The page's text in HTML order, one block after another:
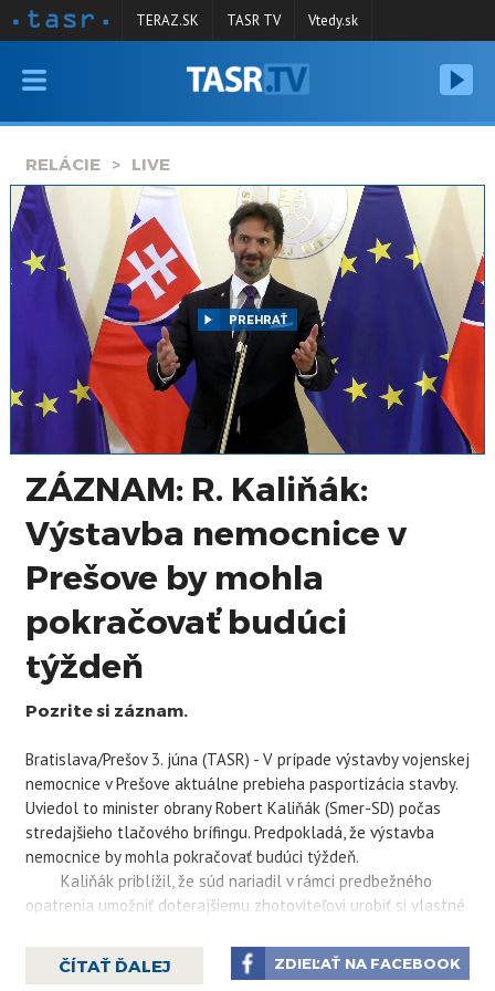
VYSIELANIE
SPRAVODAJSTVO
KONTAKT
ARCHÍV
TERAZ.SK TASR TV Vtedy.sk
RELÁCIE LIVE
PREHRAŤ
ZÁZNAM: R. Kaliňák:
Výstavba nemocnice v
Prešove by mohla
pokračovať budúci
týždeň
Pozrite si záznam.
Bratislava/Prešov 3. júna (TASR) - V prípade výstavby vojenskej
nemocnice v Prešove aktuálne prebieha pasportizácia stavby.
Uviedol to minister obrany Robert Kaliňák(Smer-SD) počas
stredajšieho tlačového brífingu. Predpokladá, že výstavba
nemocnice by mohla pokračovať budúci týždeň.
Kaliňákpriblížil, že súd nariadil v rámci predbežného
opatrenia umožniť doterajšiemu zhotoviteľovi urobiť si vlastné
konzorcium preto momentálne preberá stavenisko a postupne
začne so samotnou výstavbou.
ČÍTAŤ ĎALEJ ZDIEĽAŤ NA FACEBOOK